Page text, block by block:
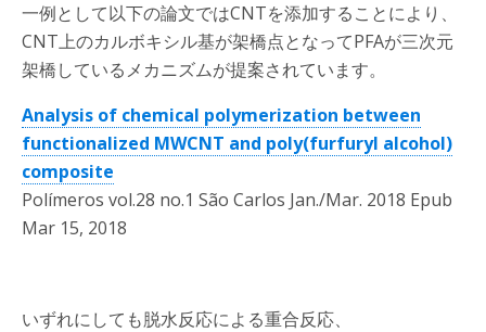
一例として以下の論文ではCNTを添加することにより、
CNT上のカルボキシル基が架橋点となってPFAが三次元
架橋しているメカニズムが提案されています。
Analysis of chemical polymerization between
functionalized MWCNT and poly(furfuryl alcohol)
composite
Polímeros vol.28 no.1 São Carlos Jan./Mar. 2018 Epub
Mar 15, 2018
いずれにしても脱水反応による重合反応、